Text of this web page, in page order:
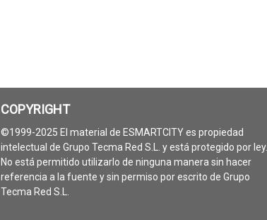
COPYRIGHT
©1999-2025 El material de ESMARTCITY es propiedad
intelectual de Grupo Tecma Red S.L. y está protegido por ley.
No está permitido utilizarlo de ninguna manera sin hacer
referencia a la fuente y sin permiso por escrito de Grupo
Tecma Red S.L.